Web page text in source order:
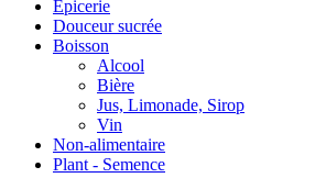
Épicerie
Douceur sucrée
Boisson
Alcool
Bière
Jus, Limonade, Sirop
Vin
Non-alimentaire
Plant - Semence